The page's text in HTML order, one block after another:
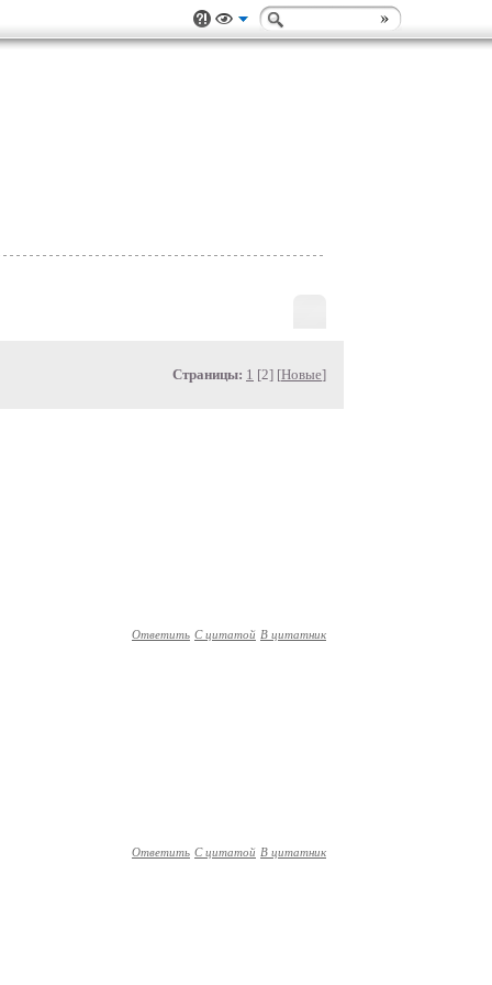
Страницы: 1 [2] [Новые]
Ответить С цитатой В цитатник
Ответить С цитатой В цитатник